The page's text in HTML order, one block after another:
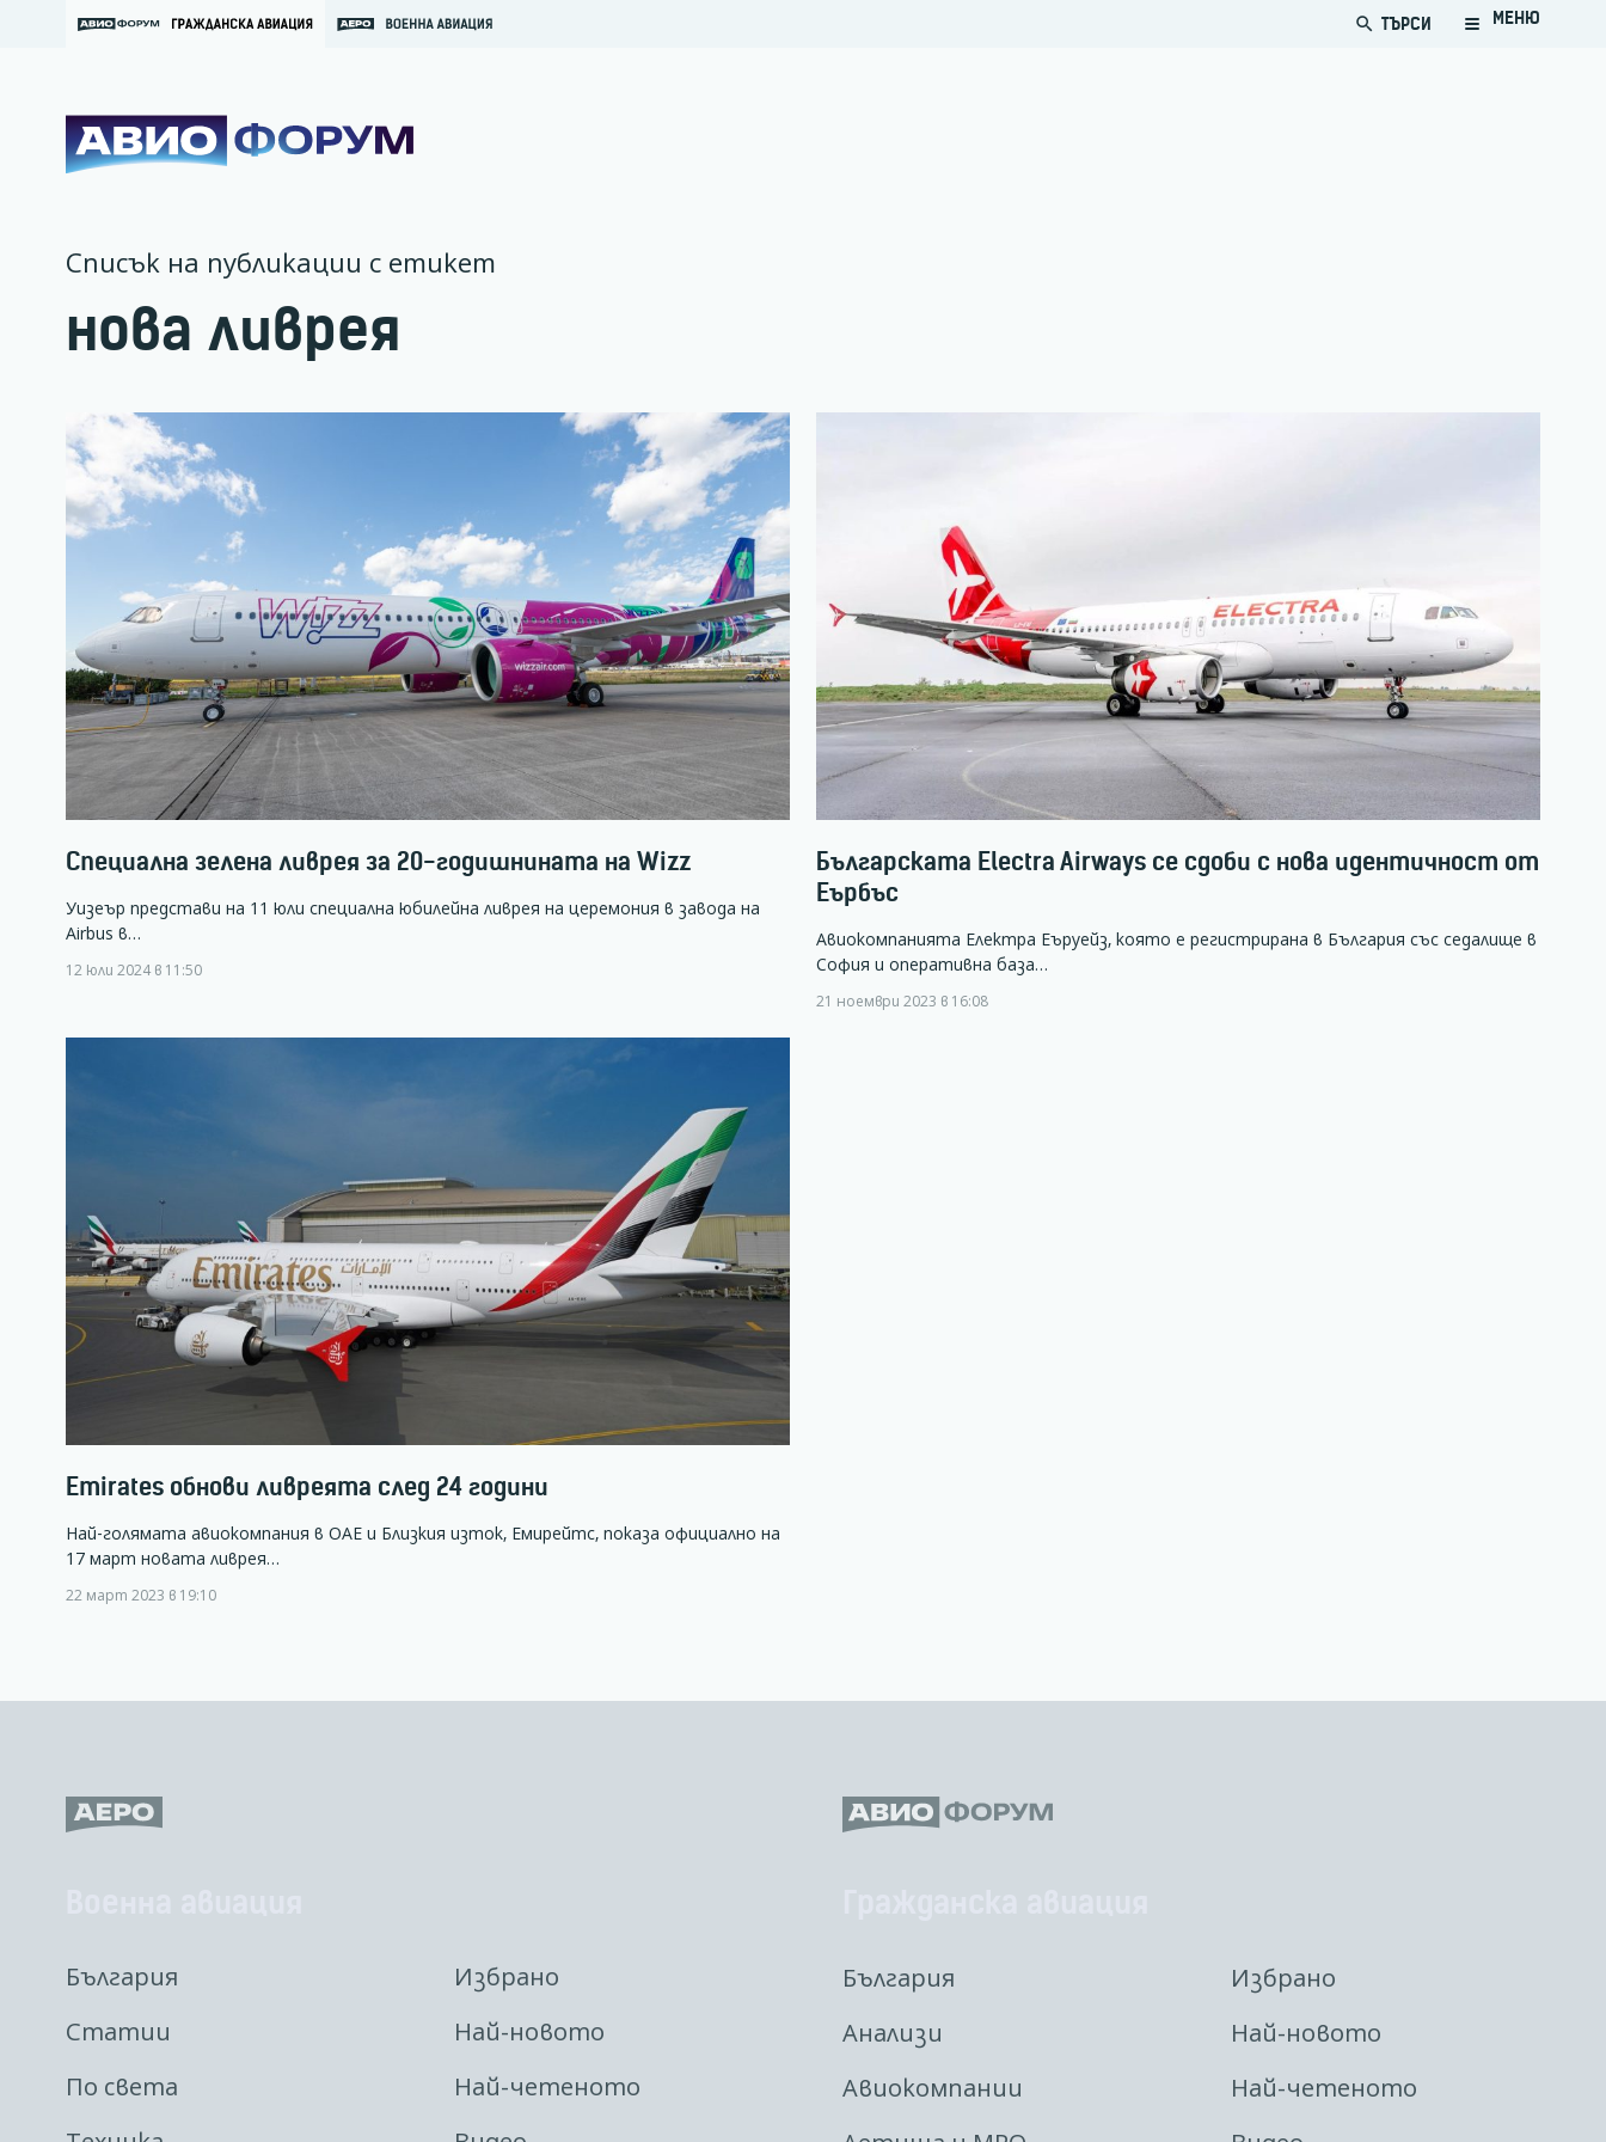
search ТЪРСИ МЕНЮ
Списък на публикации с етикет
нова ливрея
Специална зелена ливрея за 20-годишнината на Wizz
Уизеър представи на 11 юли специална юбилейна ливрея на церемония в завода на
Airbus в…
12 юли 2024 в 11:50
Българската Electra Airways се сдоби с нова идентичност от
Еърбъс
Авиокомпанията Електра Еъруейз, която е регистрирана в България със седалище в
София и оперативна база…
21 ноември 2023 в 16:08
Emirates обнови ливреята след 24 години
Най-голямата авиокомпания в ОАЕ и Близкия изток, Емирейтс, показа официално на
17 март новата ливрея…
22 март 2023 в 19:10
България
Статии
По света
Избрано
Най-новото
Най-четеното
България
Анализи
Авиокомпании
Избрано
Най-новото
Най-четеното